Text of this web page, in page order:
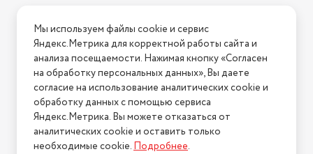
Условия возврата
Нашли ошибку на сайте? Напишите нам
2026 © Интернет-магазин "АстМаркет". У нас есть всё!
Политика конфиденциальности
Мы используем файлы cookie и сервис
Яндекс.Метрика для корректной работы сайта и
анализа посещаемости. Нажимая кнопку «Согласен
на обработку персональных данных», Вы даете
согласие на использование аналитических cookie и
обработку данных с помощью сервиса
Яндекс.Метрика. Вы можете отказаться от
аналитических cookie и оставить только
необходимые cookie.Подробнее.